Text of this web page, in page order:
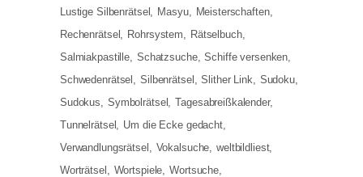
Lustige Silbenrätsel
Masyu
Meisterschaften
Rechenrätsel
Rohrsystem
Rätselbuch
Salmiakpastille Schatzsuche Schiffe versenken
Schwedenrätsel
Silbenrätsel Slither Link
Sudoku
Sudokus
Symbolrätsel
Tagesabreißkalender
Tunnelrätsel
Um die Ecke gedacht
Verwandlungsrätsel
Vokalsuche
weltbildliest
Worträtsel
Wortspiele
Wortsuche